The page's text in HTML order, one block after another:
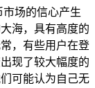
场的信心产生
海，具有高度的
，有些用户在登
现了较大幅度的
可能认为自己无